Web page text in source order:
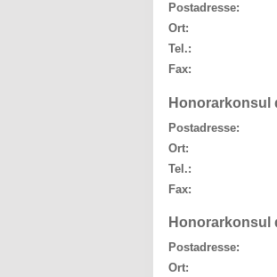
Postadresse:
Ort:
Tel.:
Fax:
Honorarkonsul
Postadresse:
Ort:
Tel.:
Fax:
Honorarkonsul
Postadresse:
Ort: